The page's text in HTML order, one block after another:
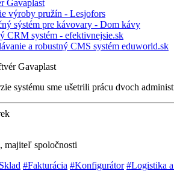
systému sme ušetrili prácu dvoch
majiteľ spoločnosti
#Fakturácia #Konfigurátor #Logistika